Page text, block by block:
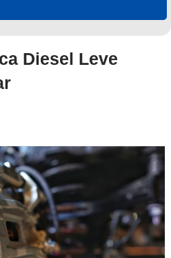
Diesel Leve